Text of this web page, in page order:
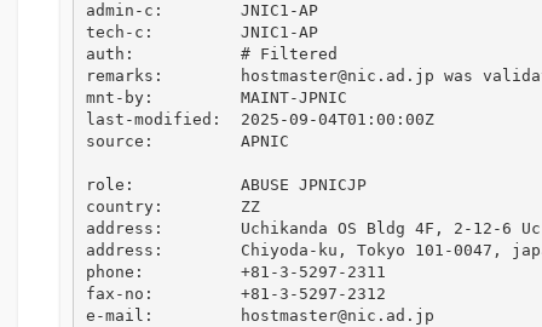
admin-c:        JNIC1-AP
tech-c:         JNIC1-AP
auth:           # Filtered
remarks:        hostmaster@nic.ad.jp was
mnt-by:         MAINT-JPNIC
last-modified:  2025-09-04T01:00:00Z
source:         APNIC
role:           ABUSE JPNICJP
country:        ZZ
address:        Uchikanda OS Bldg 4F, 2-12-6
address:        Chiyoda-ku, Tokyo 101-0047,
phone:          +81-3-5297-2311
fax-no:         +81-3-5297-2312
e-mail:         hostmaster@nic.ad.jp